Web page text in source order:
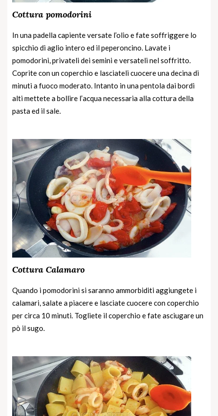
Cottura pomodorini
In una padella capiente versate l’olio e fate soffriggere lo
spicchio di aglio intero ed il peperoncino. Lavate i
pomodorini, privateli dei semini e versateli nel soffritto.
Coprite con un coperchio e lasciateli cuocere una decina di
minuti a fuoco moderato. Intanto in una pentola dai bordi
alti mettete a bollire l’acqua necessaria alla cottura della
pasta ed il sale.
Cottura Calamaro
Quando i pomodorini si saranno ammorbiditi aggiungete i
calamari, salate a piacere e lasciate cuocere con coperchio
per circa 10 minuti. Togliete il coperchio e fate asciugare un
pò il sugo.